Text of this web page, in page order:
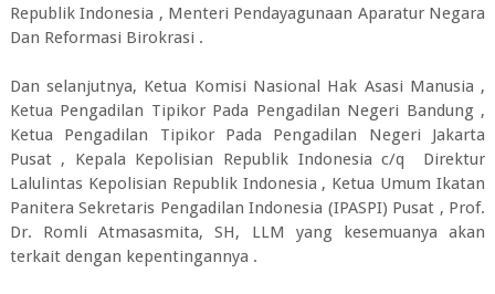
Republik Indonesia , Menteri Pendayagunaan Aparatur Negara
Dan Reformasi Birokrasi .
Dan selanjutnya, Ketua Komisi Nasional Hak Asasi Manusia ,
Ketua Pengadilan Tipikor Pada Pengadilan Negeri Bandung ,
Ketua Pengadilan Tipikor Pada Pengadilan Negeri Jakarta
Pusat , Kepala Kepolisian Republik Indonesia c/q Direktur
Lalulintas Kepolisian Republik Indonesia , Ketua Umum Ikatan
Panitera Sekretaris Pengadilan Indonesia (IPASPI) Pusat , Prof.
Dr. Romli Atmasasmita, SH, LLM yang kesemuanya akan
terkait dengan kepentingannya .